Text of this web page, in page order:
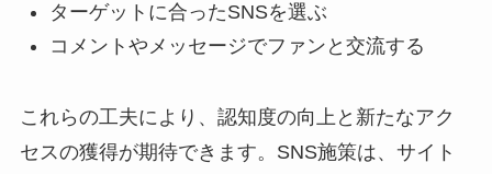
ターゲットに合ったSNSを選ぶ
コメントやメッセージでファンと交流する
これらの工夫により、認知度の向上と新たなアク
セスの獲得が期待できます。SNS施策は、サイト